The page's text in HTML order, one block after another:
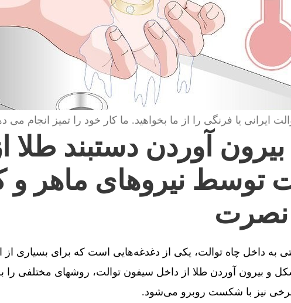
ایرانی یا فرنگی را از ما بخواهید. ما کار خود را تمیز انجام می
آوردن دستبند طلا
توسط نیروهای ماهر و
نصرت
به داخل چاه توالت، یکی از دغدغه‌هایی است که برای بسیاری
و بیرون آوردن طلا از داخل سیفون توالت، روشهای مختلفی را
نیز با شکست روبرو می‌شود.